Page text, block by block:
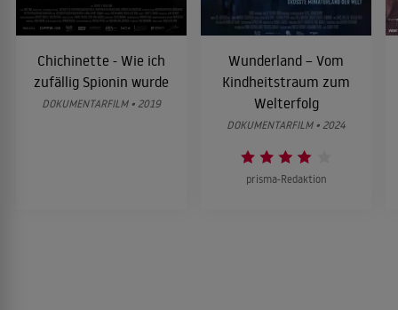
Chichinette - Wie ich
zufällig Spionin wurde
DOKUMENTARFILM • 2019
Wunderland – Vom
Kindheitstraum zum
Welterfolg
DOKUMENTARFILM • 2024
prisma-Redaktion